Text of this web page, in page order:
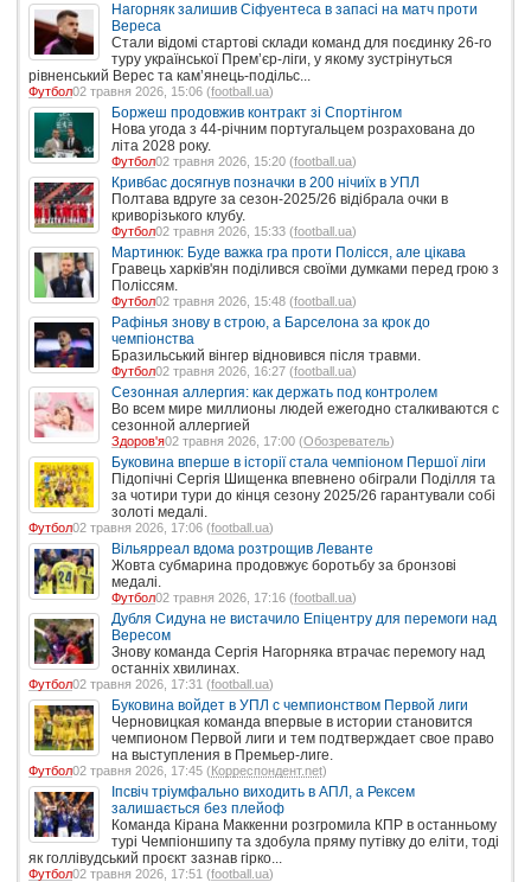
Нагорняк залишив Сіфуентеса в запасі на матч проти
Вереса
Стали відомі стартові склади команд для поєдинку 26-го
туру української Прем’єр-ліги, у якому зустрінуться
рівненський Верес та кам’янець-подільс...
Футбол02 травня 2026, 15:06 (football.ua)
Боржеш продовжив контракт зі Спортінгом
Нова угода з 44-річним португальцем розрахована до
літа 2028 року.
Футбол02 травня 2026, 15:20 (football.ua)
Кривбас досягнув позначки в 200 нічиїх в УПЛ
Полтава вдруге за сезон-2025/26 відібрала очки в
криворізького клубу.
Футбол02 травня 2026, 15:33 (football.ua)
Мартинюк: Буде важка гра проти Полісся, але цікава
Гравець харків'ян поділився своїми думками перед грою з
Поліссям.
Футбол02 травня 2026, 15:48 (football.ua)
Рафінья знову в строю, а Барселона за крок до
чемпіонства
Бразильський вінгер відновився після травми.
Футбол02 травня 2026, 16:27 (football.ua)
Сезонная аллергия: как держать под контролем
Во всем мире миллионы людей ежегодно сталкиваются с
сезонной аллергией
Здоров'я02 травня 2026, 17:00 (Обозреватель)
Буковина вперше в історії стала чемпіоном Першої ліги
Підопічні Сергія Шищенка впевнено обіграли Поділля та
за чотири тури до кінця сезону 2025/26 гарантували собі
золоті медалі.
Футбол02 травня 2026, 17:06 (football.ua)
Вільярреал вдома розтрощив Леванте
Жовта субмарина продовжує боротьбу за бронзові
медалі.
Футбол02 травня 2026, 17:16 (football.ua)
Дубля Сидуна не вистачило Епіцентру для перемоги над
Вересом
Знову команда Сергія Нагорняка втрачає перемогу над
останніх хвилинах.
Футбол02 травня 2026, 17:31 (football.ua)
Буковина войдет в УПЛ с чемпионством Первой лиги
Черновицкая команда впервые в истории становится
чемпионом Первой лиги и тем подтверждает свое право
на выступления в Премьер-лиге.
Футбол02 травня 2026, 17:45 ( Корреспондент.net)
Іпсвіч тріумфально виходить в АПЛ, а Рексем
залишається без плейоф
Команда Кірана Маккенни розгромила КПР в останньому
турі Чемпіоншипу та здобула пряму путівку до еліти, тоді
як голлівудський проєкт зазнав гірко...
Футбол02 травня 2026, 17:51 (football.ua)